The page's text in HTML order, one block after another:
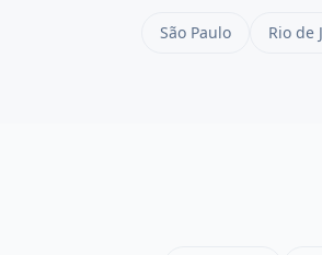
São Paulo Rio de